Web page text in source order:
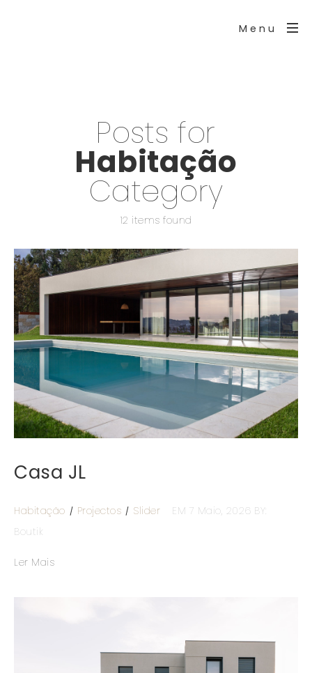
Menu
Posts for
Habitação
Category
12 items found
Casa JL
Habitação Projectos Slider EM 7 Maio, 2026 BY:
Boutik
Ler Mais